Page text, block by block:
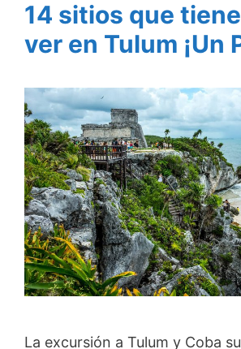
14 sitios que
ver en Tulum ¡Un
La excursión a Tulum y Coba